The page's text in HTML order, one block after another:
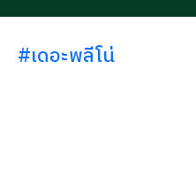
#เดอะพลีโน่